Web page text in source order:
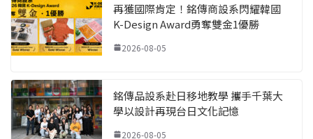
再獲國際肯定！銘傳商設系閃耀韓國
K-Design Award勇奪雙金1優勝
2026-08-05
銘傳品設系赴日移地教學 攜手千葉大
學以設計再現台日文化記憶
2026-08-05